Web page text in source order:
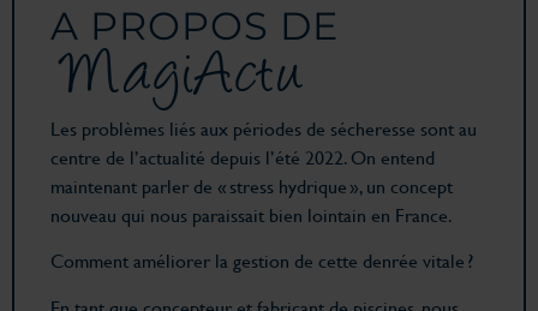
A PROPOS DE
MagiActu
Les problèmes liés aux périodes de sécheresse sont au
centre de l’actualité depuis l’été 2022. On entend
maintenant parler de « stress hydrique », un concept
nouveau qui nous paraissait bien lointain en France.
Comment améliorer la gestion de cette denrée vitale ?